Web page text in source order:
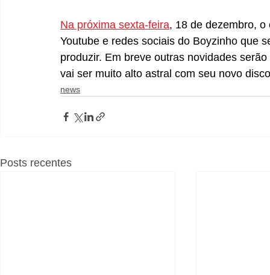
Na próxima sexta-feira, 18 de dezembro,
Youtube e redes sociais do Boyzinho que
produzir. Em breve outras novidades
vai ser muito alto astral com seu novo
news
Posts recentes